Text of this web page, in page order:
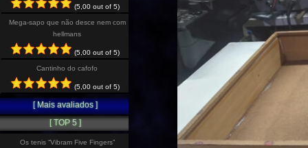
(5,00 out of 5)
Mega-sapo que não desce nem com
hellmans
(5,00 out of 5)
Cantinho do cafofo
(5,00 out of 5)
[ Mais avaliados ]
[ TOP 5 ]
Os tenis “Vibram Five Fingers”